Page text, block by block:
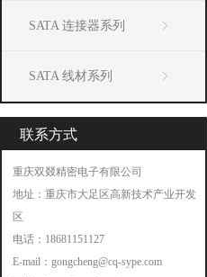
SATA 连接器系列
SATA 线材系列
联系方式
重庆双叕精密电子有限公司
地址：重庆市大足区高新技术产业开发
区
电话：18681151127
E-mail： gongcheng@cq-sype.com